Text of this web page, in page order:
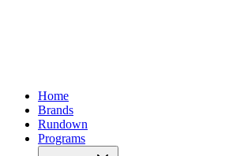
Home
Brands
Rundown
Programs